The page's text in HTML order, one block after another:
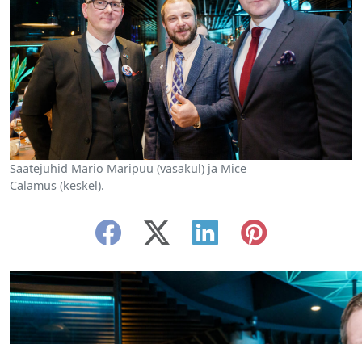
Saatejuhid Mario Maripuu (vasakul) ja Mice
Calamus (keskel).